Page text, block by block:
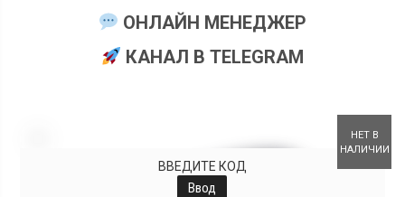
ОНЛАЙН МЕНЕДЖЕР
КАНАЛ В TELEGRAM
НЕТ В
НАЛИЧИИ
ВВЕДИТЕ КОД
Ввод